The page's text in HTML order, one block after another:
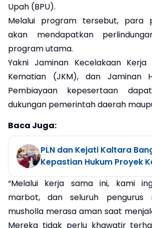
Upah (BPU).
Melalui program tersebut, para
akan mendapatkan
program utama.
Yakni Jaminan Kecelakaan Kerja
Kematian (JKM), dan Jaminan
Pembiayaan kepesertaan
dukungan pemerintah daerah
Baca Juga:
PLN dan Kejati Kaltara
Kepastian Hukum Proyek
“Melalui kerja sama ini, kami
marbot, dan seluruh pengurus
musholla merasa aman saat
Mereka tidak perlu khawatir